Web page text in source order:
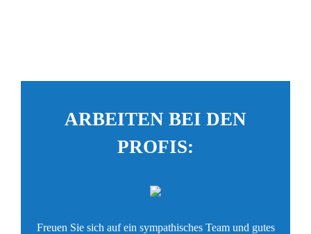
ARBEITEN BEI DEN
PROFIS:
Freuen Sie sich auf ein sympathisches Team und gutes